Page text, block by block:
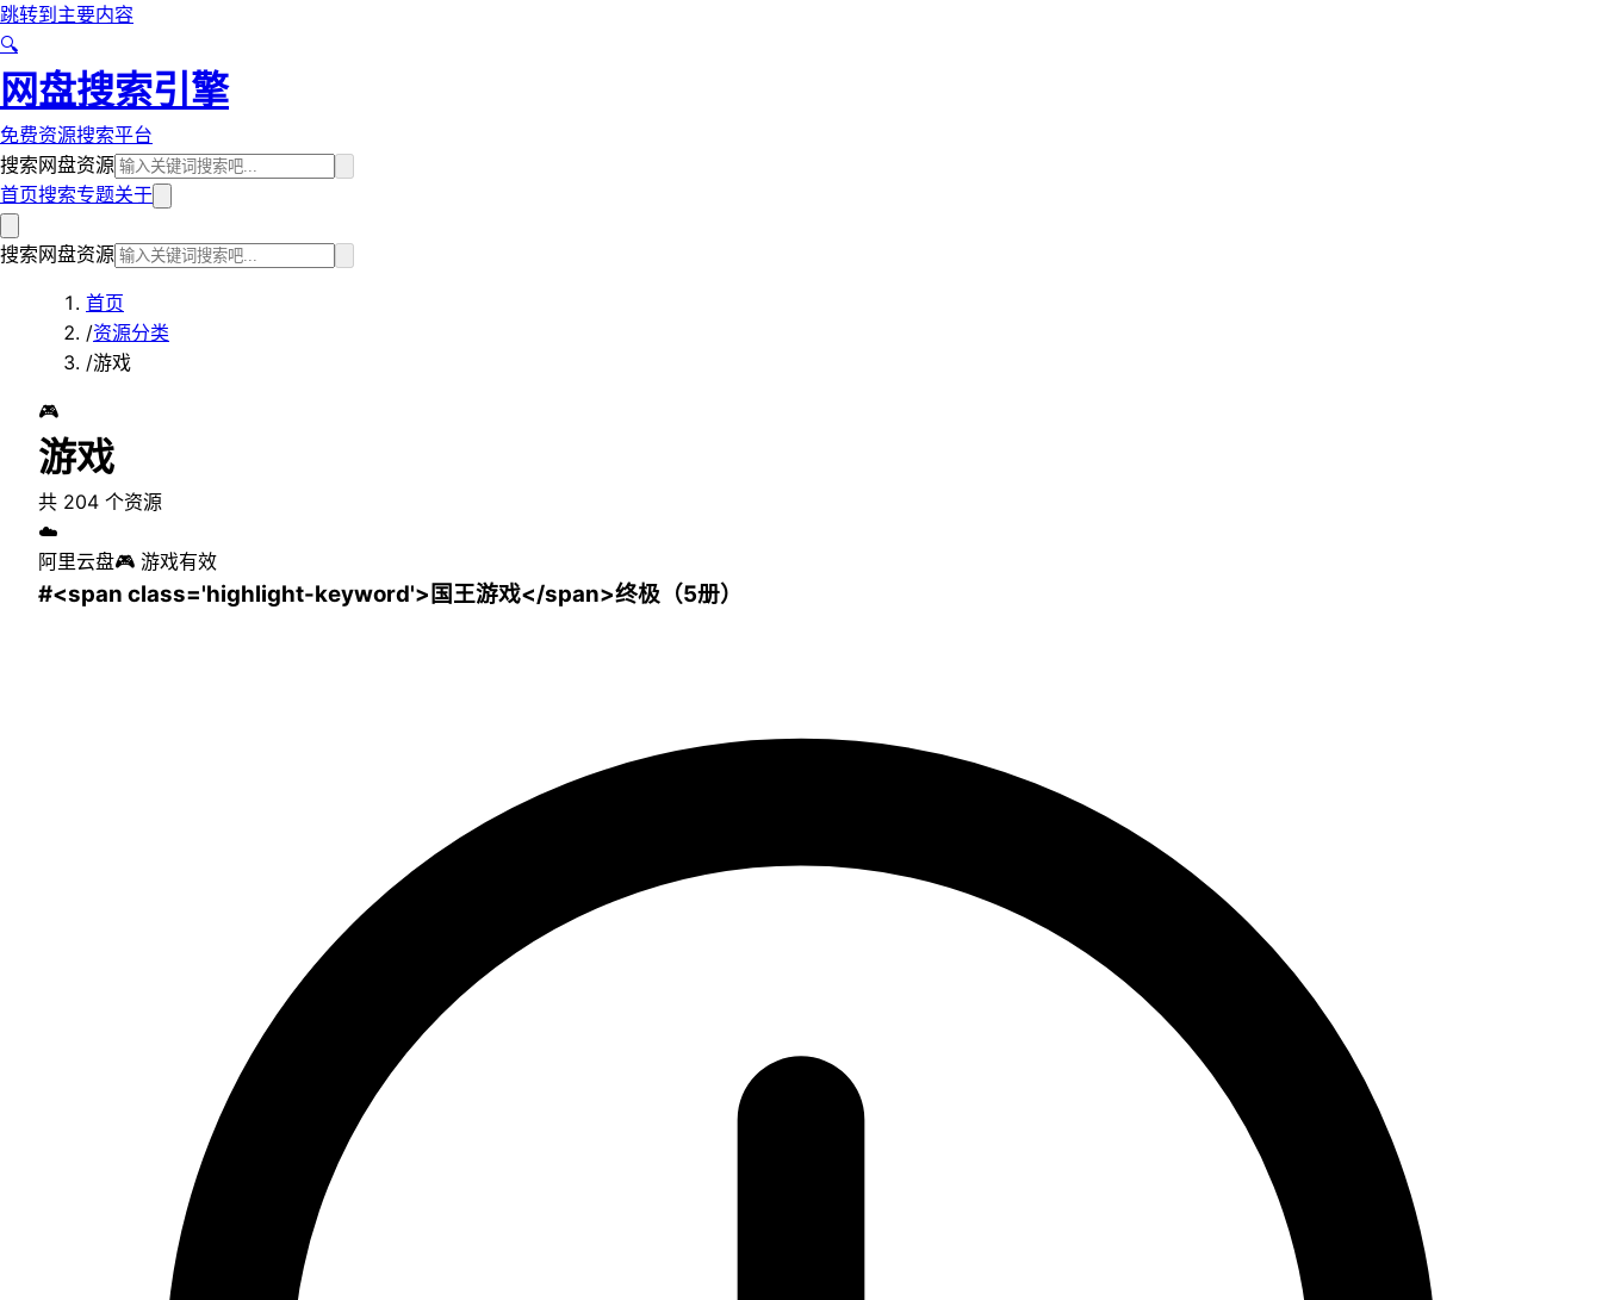
跳转到主要内容
🔍
网盘搜索引擎
免费资源搜索平台
搜索网盘资源
首页搜索专题关于
搜索网盘资源
首页
/资源分类
/游戏
🎮
游戏
共 204 个资源
☁️
阿里云盘🎮 游戏有效
#<span class='highlight-keyword'>国王游戏</span>终极（5册）